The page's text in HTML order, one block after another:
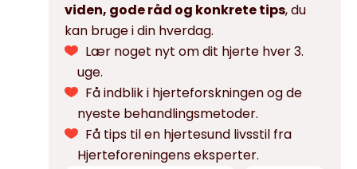
viden, gode råd og konkrete tips, du
kan bruge i din hverdag.
Lær noget nyt om dit hjerte hver 3.
uge.
Få indblik i hjerteforskningen og de
nyeste behandlingsmetoder.
Få tips til en hjertesund livsstil fra
Hjerteforeningens eksperter.